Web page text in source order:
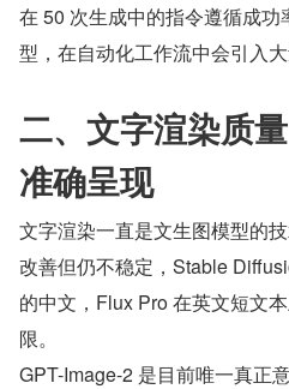
在 50 次生成中的指令遵循成
型，在自动化工作流中会引入大
二、文字渲染质
准确呈现
文字渲染一直是文生图模型的
改善但仍不稳定，Stable
的中文，Flux Pro 在英文短文
限。
GPT-Image-2 是目前唯一真正